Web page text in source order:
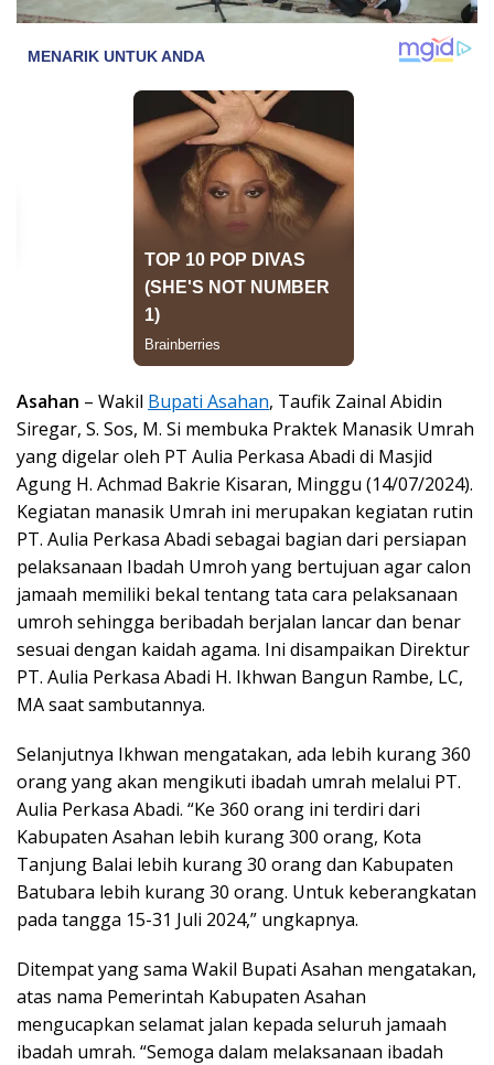
Asahan – Wakil Bupati Asahan, Taufik Zainal Abidin
Siregar, S. Sos, M. Si membuka Praktek Manasik Umrah
yang digelar oleh PT Aulia Perkasa Abadi di Masjid
Agung H. Achmad Bakrie Kisaran, Minggu (14/07/2024).
Kegiatan manasik Umrah ini merupakan kegiatan rutin
PT. Aulia Perkasa Abadi sebagai bagian dari persiapan
pelaksanaan Ibadah Umroh yang bertujuan agar calon
jamaah memiliki bekal tentang tata cara pelaksanaan
umroh sehingga beribadah berjalan lancar dan benar
sesuai dengan kaidah agama. Ini disampaikan Direktur
PT. Aulia Perkasa Abadi H. Ikhwan Bangun Rambe, LC,
MA saat sambutannya.
Selanjutnya Ikhwan mengatakan, ada lebih kurang 360
orang yang akan mengikuti ibadah umrah melalui PT.
Aulia Perkasa Abadi. “Ke 360 orang ini terdiri dari
Kabupaten Asahan lebih kurang 300 orang, Kota
Tanjung Balai lebih kurang 30 orang dan Kabupaten
Batubara lebih kurang 30 orang. Untuk keberangkatan
pada tangga 15-31 Juli 2024,” ungkapnya.
Ditempat yang sama Wakil Bupati Asahan mengatakan,
atas nama Pemerintah Kabupaten Asahan
mengucapkan selamat jalan kepada seluruh jamaah
ibadah umrah. “Semoga dalam melaksanaan ibadah